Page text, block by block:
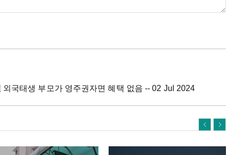
외국태생 부모가 영주권자면 혜택 없음 -- 02 Jul 2024